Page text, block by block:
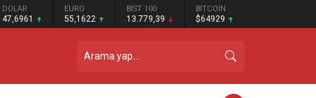
DOLAR
47,6961
EURO
55,1622
BIST 100
13.779,39
BITCOIN
$64929